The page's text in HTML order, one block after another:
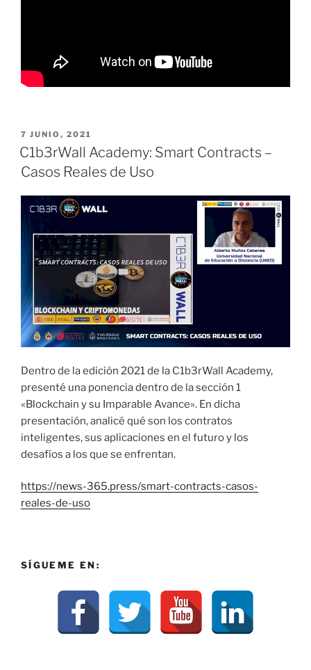
PUBLICADO
EL
7 JUNIO, 2021
C1b3rWall Academy: Smart Contracts –
Casos Reales de Uso
Dentro de la edición 2021 de la C1b3rWall Academy,
presenté una ponencia dentro de la sección 1
«Blockchain y su Imparable Avance». En dicha
presentación, analicé qué son los contratos
inteligentes, sus aplicaciones en el futuro y los
desafíos a los que se enfrentan.
https://news-365.press/smart-contracts-casos-
reales-de-uso
SÍGUEME EN: